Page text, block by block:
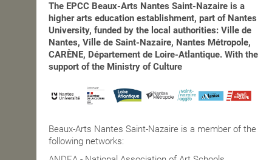
The EPCC Beaux-Arts Nantes Saint-Nazaire is a
higher arts education establishment, part of Nantes
University, funded by the local authorities: Ville de
Nantes, Ville de Saint-Nazaire, Nantes Métropole,
CARÈNE, Département de Loire-Atlantique. With the
support of the Ministry of Culture
Beaux-Arts Nantes Saint-Nazaire is a member of the
following networks: